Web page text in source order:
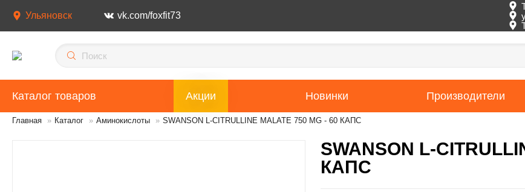
Ульяновск vk.com/foxfit73
Каталог товаров Акции Новинки Производители
Главная » Каталог » Аминокислоты » SWANSON L-CITRULLINE MALATE 750 MG - 60 КАПС
SWANSON L-
КАПС